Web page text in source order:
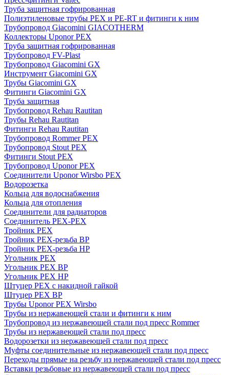
Труба защитная гофрированная
Полиэтиленовые трубы PEX и PE-RT и фитинги к ним
Трубопровод Giacomini GIACOTHERM
Коллекторы Uponor PEX
Труба защитная гофрированная
Трубопровод FV-Plast
Трубопровод Giacomini GX
Инструмент Giacomini GX
Трубы Giacomini GX
Фитинги Giacomini GX
Труба защитная
Трубопровод Rehau Rautitan
Трубы Rehau Rautitan
Фитинги Rehau Rautitan
Трубопровод Rommer PEX
Трубопровод Stout PEX
Фитинги Stout PEX
Трубопровод Uponor PEX
Соединители Uponor Wirsbo PEX
Водорозетка
Кольца для водоснабжения
Кольца для отопления
Соединители для радиаторов
Соединитель PEX-PEX
Тройник PEX
Тройник PEX-резьба ВР
Тройник PEX-резьба НР
Угольник PEX
Угольник PEX ВР
Угольник PEX НР
Штуцер PEX c накидной гайкой
Штуцер PEX ВР
Трубы Uponor PEX Wirsbo
Трубы из нержавеющей стали и фитинги к ним
Трубопровод из нержавеющей стали под пресс Rommer
Трубы из нержавеющей стали под пресс
Водорозетки из нержавеющей стали под пресс
Муфты соединительные из нержавеющей стали под пресс
Переходы прямые на резьбу из нержавеющей стали под пресс
Вставки резьбовые из нержавеющей стали под пресс